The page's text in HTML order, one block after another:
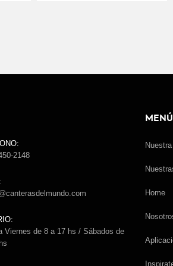
2148
Viernes de 8 a 17 hs / Sábados de
MENÚ
Home